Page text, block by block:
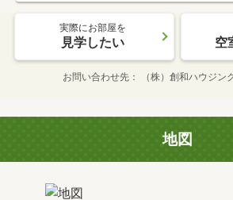
実際にお部屋を
見学したい 空
お問い合わせ先 （株）創和ハウジ
地図